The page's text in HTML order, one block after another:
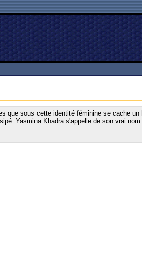
que sous cette identité féminine se cache un
Yasmina Khadra s'appelle de son vrai